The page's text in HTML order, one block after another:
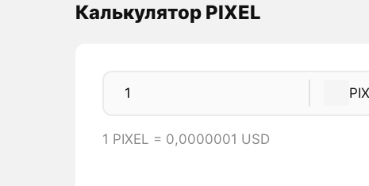
Калькулятор PIXEL
1 PIXEL = 0,0000001 USD